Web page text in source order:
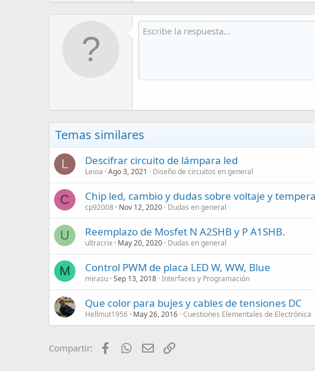
Temas similares
L Descifrar circuito de lámpara led
Leioa Ago 3, 2021 Diseño de circuitos en general
C Chip led, cambio y dudas sobre voltaje y
cp92008 Nov 12, 2020 Dudas en general
U Reemplazo de Mosfet N A2SHB y P A1SHB.
ultracrix May 20, 2020 Dudas en general
M Control PWM de placa LED W, WW, Blue
mirasu Sep 13, 2018 Interfaces y Programación
Que color para bujes y cables de tensiones DC
Hellmut1956 May 26, 2016 Cuestiones Elementales de Electrónica
Compartir: FacebookWhatsApp
Email